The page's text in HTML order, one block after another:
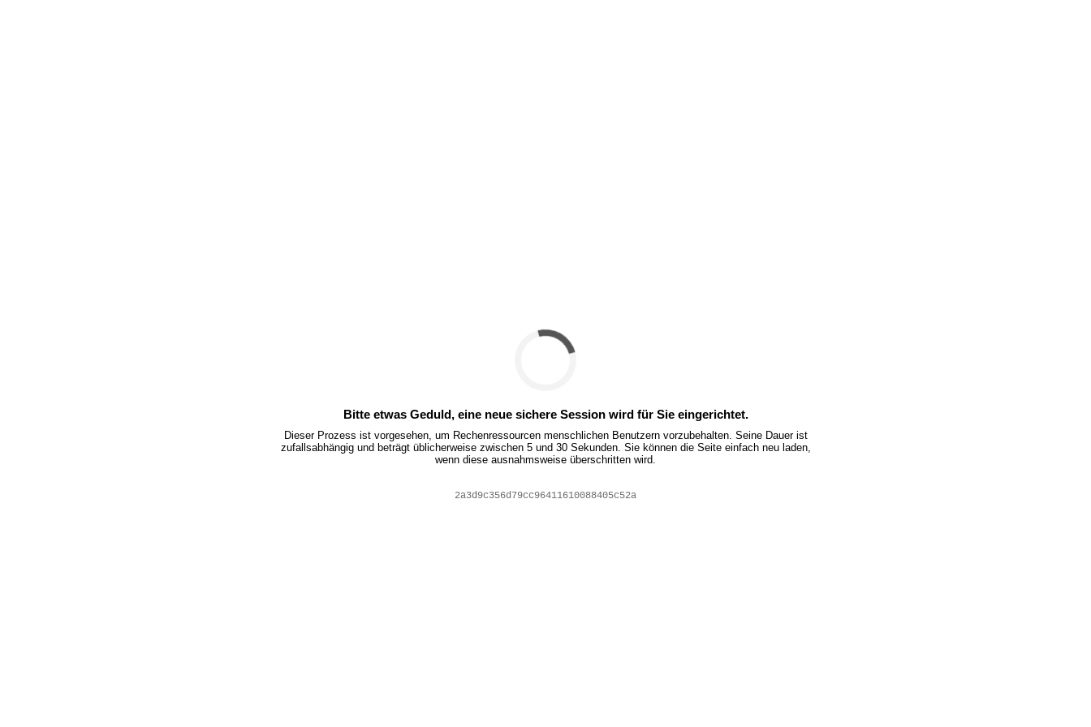
Bitte etwas Geduld, eine neue sichere Session wird für Sie eingerichtet.
Dieser Prozess ist vorgesehen, um Rechenressourcen menschlichen Benutzern vorzubehalten. Seine Dauer ist
zufallsabhängig und beträgt üblicherweise zwischen 5 und 30 Sekunden. Sie können die Seite einfach neu laden,
wenn diese ausnahmsweise überschritten wird.
ec211d46a98da2e7e9ee1d4eaeba583b